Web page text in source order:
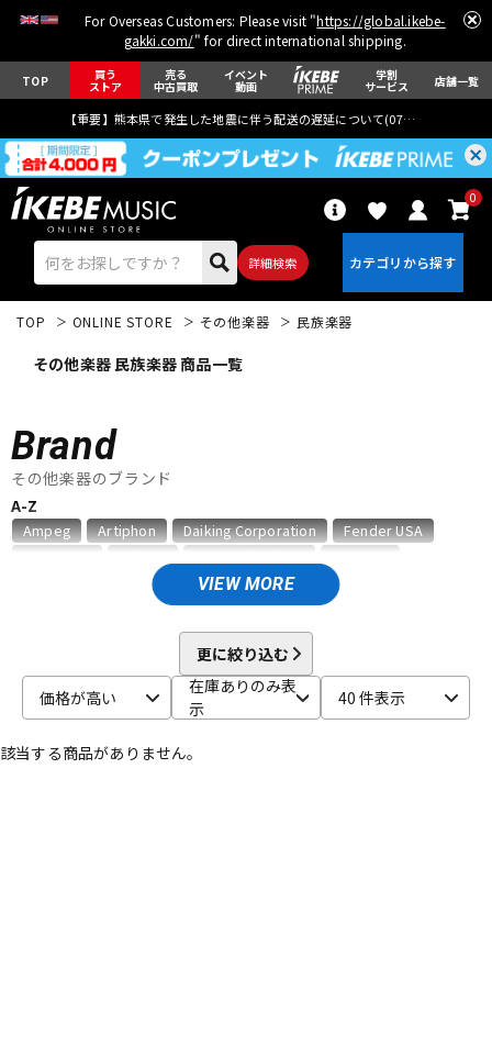
For Overseas Customers: Please visit "https://global.ikebe-
gakki.com/" for direct international shipping.
TOP 買う
ストア
売る
中古買取
イベント
動画
学割
サービス 店舗一覧
【重要】熊本県で発生した地震に伴う配送の遅延について(07月29日
詳細検索
0
エレキギター
ベース ウクレレ
パーカッション
キーボード 電子ピアノ
管楽器
TOP ONLINE STORE その他楽器 民族楽器
その他楽器 民族楽器 商品一覧
Brand
その他楽器のブランド
VIEW MORE
A-Z
Ampeg Artiphon Daiking Corporation
Fender USA
Ikebe Original JAM Pedals
MONO MUSICNOMAD
PIERMARIA
PROIDEA Pro-mark
Teenage Engineering
Universal Audio
UTAET VALETON WALRUS AUDIO
他
キョーリツ 明和電機
更に絞り込む
価格が高い
在庫ありのみ表
示
40 件表示
該当する商品がありません。